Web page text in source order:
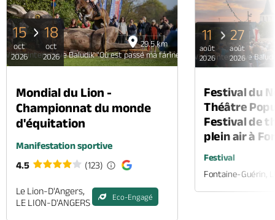
29.5 km
Visite interactive Baludik "Où est passé ma farine ?"
15
oct
2026
18
oct
2026
Mondial du Lion -
Championnat du monde
d'équitation
Manifestation sportive
4.5
(123)
Le Lion-D'Angers,
LE LION-D'ANGERS
Eco-Engagé
Visite interactive
11
août
2026
27
août
2026
Festival du
Théâtre
Festival de
plein air à
Festival
Fontaine-Guérin,